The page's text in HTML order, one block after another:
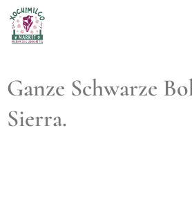
Ganze Schwarze
Sierra.